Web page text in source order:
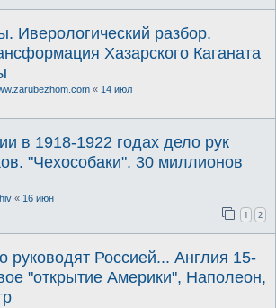
Иверологический разбор.
Хазарского Каганата
« 14 июл
в 1918-1922 годах дело рук
"Чехособаки". 30 миллионов
« 16 июн
1 2
руководят Россией... Англия 15-
"открытие Америки", Наполеон,